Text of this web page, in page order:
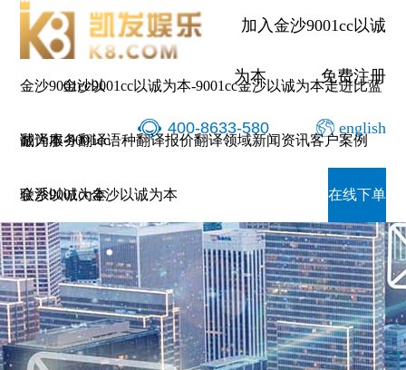
加入金沙9001cc以诚
为本 免费注册
400-8633-580 english
金沙9001cc以
诚为本-9001cc
金沙以诚为本
金沙9001cc以诚为本-9001cc金沙以诚为本走进比蓝
翻译服务翻译语种翻译报价翻译领域新闻资讯客户案例
联系9001cc金沙以诚为本 在线下单